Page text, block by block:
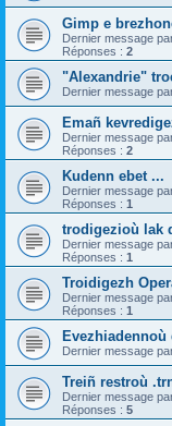
Gimp e
Dernier message
Réponses : 2
"Alexandrie"
Dernier message
Emañ
Dernier message
Réponses : 2
Kudenn ebet ...
Dernier message
Réponses : 1
trodigezioù lak
Dernier message
Réponses : 1
Troidigezh
Dernier message
Réponses : 1
Dernier message
Treiñ restroù
Dernier message
Réponses : 5